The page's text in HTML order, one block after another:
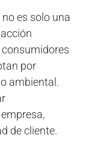
no es solo una
por
ambiental.
de cliente.